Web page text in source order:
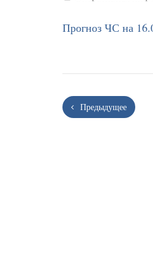
Прогноз ЧС на
Предыдущее